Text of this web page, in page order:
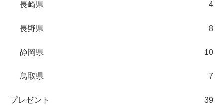
長崎県 4
長野県 8
静岡県 10
鳥取県 7
プレゼント 39